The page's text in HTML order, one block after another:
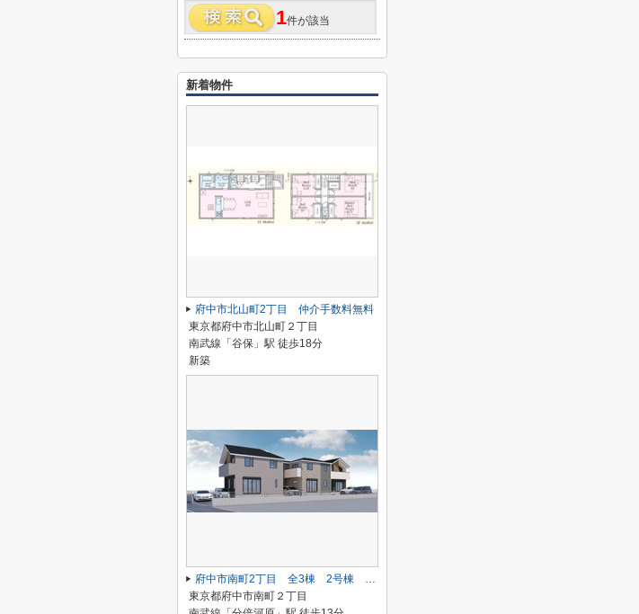
1件が該当
新着物件
府中市北山町2丁目 仲介手数料無料
東京都府中市北山町２丁目
南武線「谷保」駅 徒歩18分
新築
府中市南町2丁目 全3棟 2号棟 仲介手数料無料
東京都府中市南町２丁目